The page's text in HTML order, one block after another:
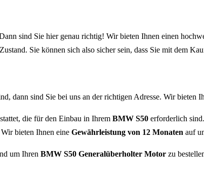
sind Sie hier genau richtig! Wir bieten Ihnen einen
Sie können sich also sicher sein, dass Sie mit dem
dann sind Sie bei uns an der richtigen Adresse. Wir bieten
die für den Einbau in Ihrem BMW S50 erforderlich
bieten Ihnen eine Gewährleistung von 12 Monaten auf
um Ihren BMW S50 Generalüberholter Motor zu